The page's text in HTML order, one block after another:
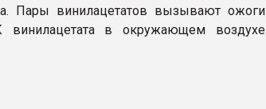
Пары винилацетатов вызывают ожоги
винилацетата в окружающем воздухе